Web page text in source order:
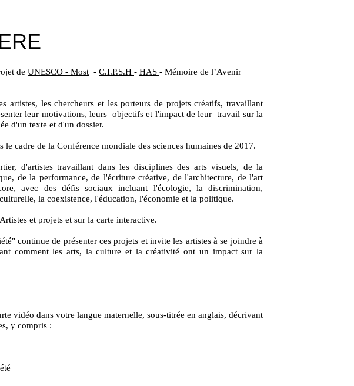
de UNESCO - Most - C.I.P.S.H - HAS - Mémoire de l’Avenir
artistes, les chercheurs et les porteurs de projets créatifs, travaillant
leur motivations, leurs objectifs et l'impact de leur travail sur la
d'un texte et d'un dossier.
le cadre de la Conférence mondiale des sciences humaines de 2017.
d'artistes travaillant dans les disciplines des arts visuels, de la
de la performance, de l'écriture créative, de l'architecture, de l'art
avec des défis sociaux incluant l'écologie, la discrimination,
la coexistence, l'éducation, l'économie et la politique.
et projets et sur la carte interactive.
continue de présenter ces projets et invite les artistes à se joindre à
comment les arts, la culture et la créativité ont un impact sur la
vidéo dans votre langue maternelle, sous-titrée en anglais, décrivant
y compris :